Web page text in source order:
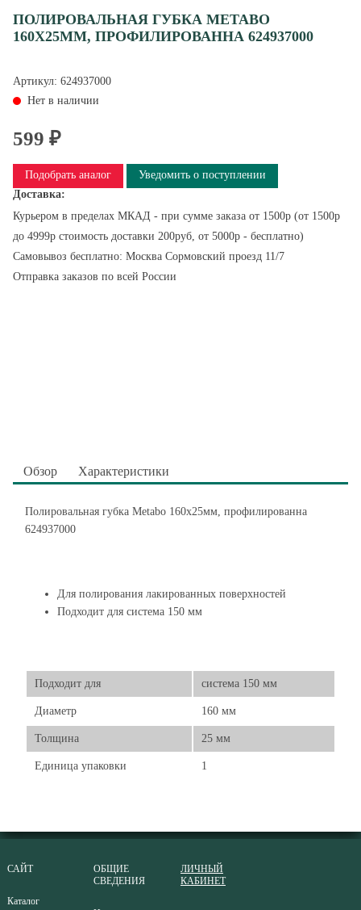
ПОЛИРОВАЛЬНАЯ ГУБКА METABO
160Х25ММ, ПРОФИЛИРОВАННА 624937000
Артикул: 624937000
Нет в наличии
599 ₽
Подобрать аналог
Уведомить о поступлении
Доставка:
Курьером в пределах МКАД - при сумме заказа от 1500р (от 1500р
до 4999р стоимость доставки 200руб, от 5000р - бесплатно)
Самовывоз бесплатно: Москва Сормовский проезд 11/7
Отправка заказов по всей России
Обзор Характеристики
Полировальная губка Metabo 160х25мм, профилированна
624937000
Для полирования лакированных поверхностей
Подходит для система 150 мм
Подходит для система 150 мм
Диаметр 160 мм
Толщина 25 мм
Единица упаковки 1
САЙТ
Каталог
ОБЩИЕ
СВЕДЕНИЯ
ЛИЧНЫЙ
КАБИНЕТ